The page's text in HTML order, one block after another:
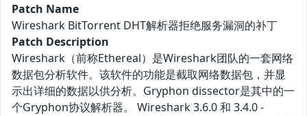
Patch Name
Wireshark BitTorrent DHT解析器拒绝服务漏洞的补丁
Patch Description
Wireshark（前称Ethereal）是Wireshark团队的一套网络
数据包分析软件。该软件的功能是截取网络数据包，并显
示出详细的数据以供分析。Gryphon dissector是其中的一
个Gryphon协议解析器。 Wireshark 3.6.0 和 3.4.0 -